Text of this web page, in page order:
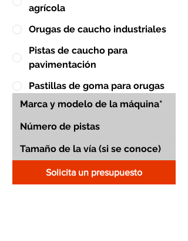
agrícola
Orugas de caucho industriales
Pistas de caucho para
pavimentación
Pastillas de goma para orugas
Solicita un presupuesto